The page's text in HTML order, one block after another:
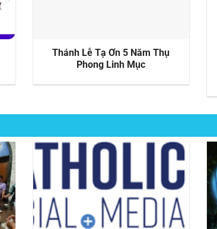
Thánh Lễ Tạ Ơn 5 Năm Thụ
Phong Linh Mục